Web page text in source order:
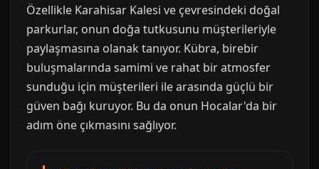
Özellikle Karahisar Kalesi ve çevresindeki doğal
parkurlar, onun doğa tutkusunu müşterileriyle
paylaşmasına olanak tanıyor. Kübra, birebir
buluşmalarında samimi ve rahat bir atmosfer
sunduğu için müşterileri ile arasında güçlü bir
güven bağı kuruyor. Bu da onun Hocalar'da bir
adım öne çıkmasını sağlıyor.